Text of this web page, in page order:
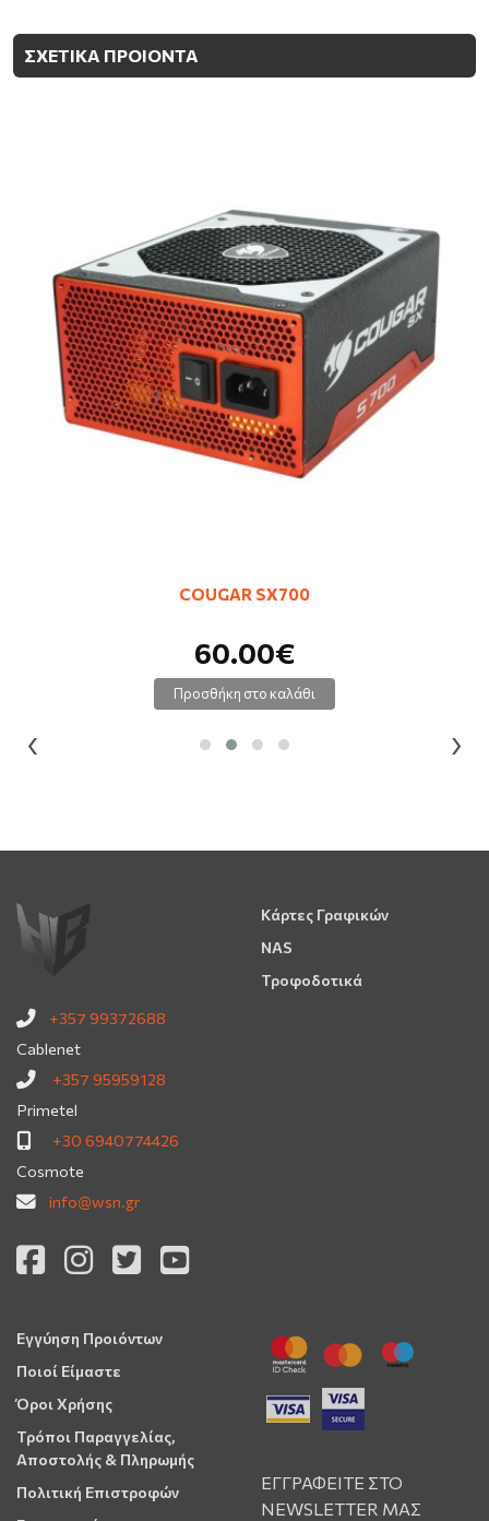
ΣΧΕΤΙΚΑ ΠΡΟΙΟΝΤΑ
COUGAR SX700
60.00€
Προσθήκη στο καλάθι
‹ ›
+357 99372688
Cablenet
+357 95959128
Primetel
+30 6940774426
Cosmote
info@wsn.gr
Κάρτες Γραφικών
NAS
Τροφοδοτικά
Εγγύηση Προιόντων
Ποιοί Είμαστε
Όροι Χρήσης
Τρόποι Παραγγελίας,
Αποστολής & Πληρωμής
Πολιτική Επιστροφών
ΕΓΓΡΑΦΕΙΤΕ ΣΤΟ
NEWSLETTER ΜΑΣ